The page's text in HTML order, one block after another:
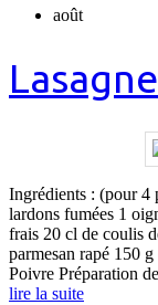
août
Ingrédients : (pour 4
lardons fumées 1
frais 20 cl de coulis
parmesan rapé 150
Poivre Préparation
lire la suite